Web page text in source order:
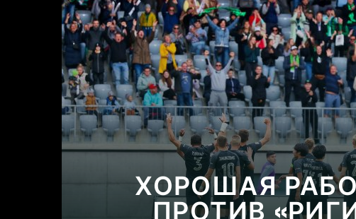
ХОРОШАЯ
ПРОТИВ